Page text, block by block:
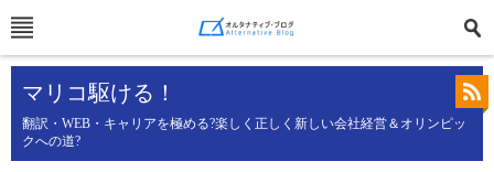
マリコ駆ける！
翻訳・WEB・キャリアを極める?楽しく正しく新しい会社経営＆オリンピッ
クへの道?